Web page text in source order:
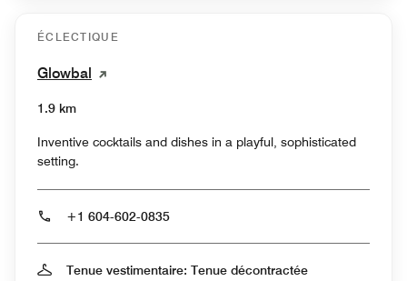
ÉCLECTIQUE
Glowbal
1.9 km
Inventive cocktails and dishes in a playful, sophisticated
setting.
+1 604-602-0835
Tenue vestimentaire: Tenue décontractée